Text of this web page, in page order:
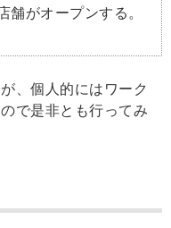
舗がオープンする。
、個人的にはワーク
で是非とも行ってみ